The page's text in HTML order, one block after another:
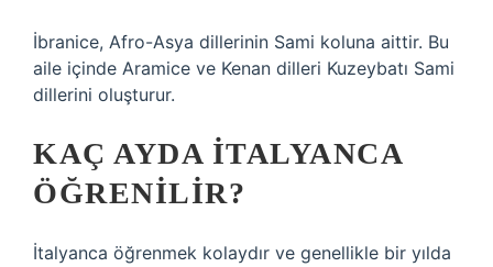
İbranice, Afro-Asya dillerinin Sami koluna aittir. Bu
aile içinde Aramice ve Kenan dilleri Kuzeybatı Sami
dillerini oluşturur.
KAÇ AYDA İTALYANCA
ÖĞRENILIR?
İtalyanca öğrenmek kolaydır ve genellikle bir yılda